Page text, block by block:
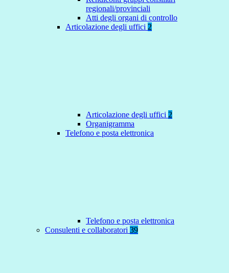
regionali/provinciali
Atti degli organi di controllo
Articolazione degli uffici 2
Articolazione degli uffici 2
Organigramma
Telefono e posta elettronica
Telefono e posta elettronica
Consulenti e collaboratori 39